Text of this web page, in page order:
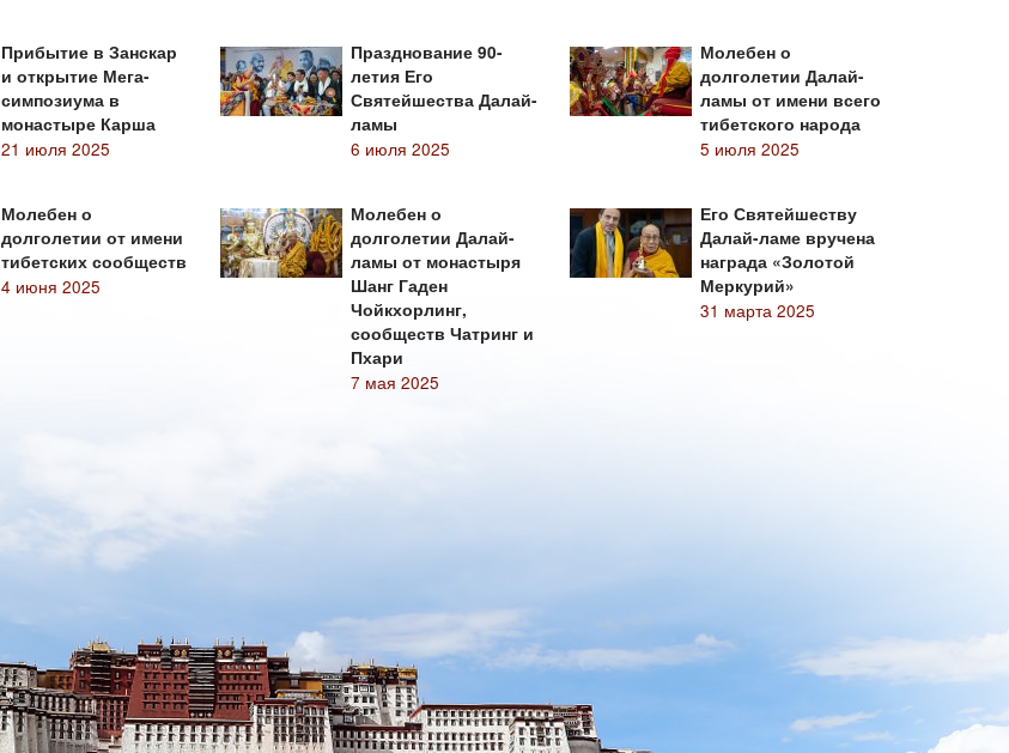
Прибытие в Занскар
и открытие Мега-
симпозиума в
монастыре Карша
21 июля 2025
Празднование 90-
летия Его
Святейшества Далай-
ламы
6 июля 2025
Молебен о
долголетии Далай-
ламы от имени всего
тибетского народа
5 июля 2025
Молебен о
долголетии от имени
тибетских сообществ
4 июня 2025
Молебен о
долголетии Далай-
ламы от монастыря
Шанг Гаден
Чойкхорлинг,
сообществ Чатринг и
Пхари
7 мая 2025
Его Святейшеству
Далай-ламе вручена
награда «Золотой
Меркурий»
31 марта 2025